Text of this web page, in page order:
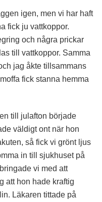
igen, men vi har haft
fick ju vattkoppor.
och några prickar
till vattkoppor. Samma
jag åkte tillsammans
fick stanna hemma
till julafton började
väldigt ont när hon
så fick vi grönt ljus
in till sjukhuset på
vi med att
att hon hade kraftig
Läkaren tittade på